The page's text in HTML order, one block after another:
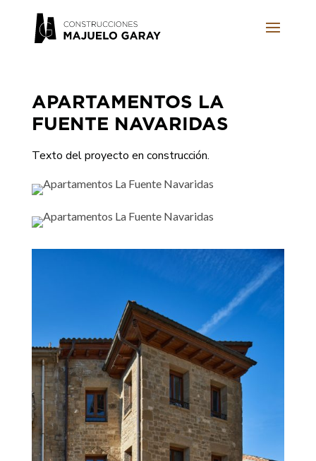
APARTAMENTOS LA
FUENTE NAVARIDAS
Texto del proyecto en construcción.